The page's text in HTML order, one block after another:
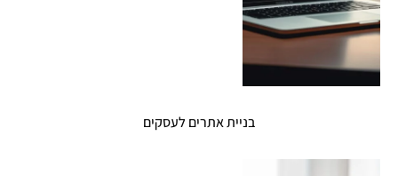
בניית אתרים לעסקים